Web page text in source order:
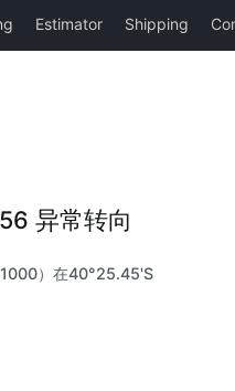
异常转向
）在40°25.45'S